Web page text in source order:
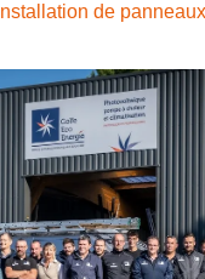
Installation de